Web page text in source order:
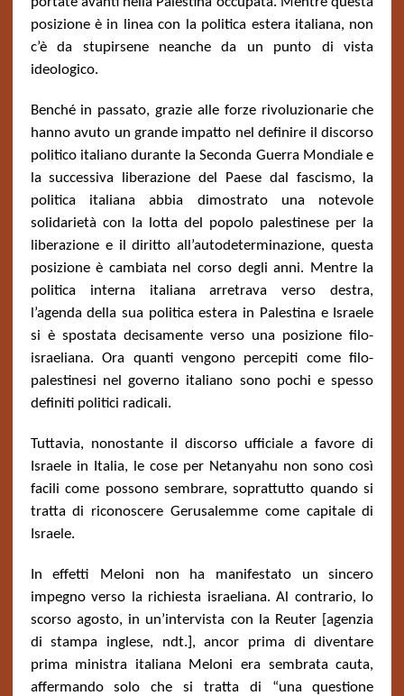
posizione è in linea con la politica estera italiana, non
c’è da stupirsene neanche da un punto di vista
ideologico.
Benché in passato, grazie alle forze rivoluzionarie che
hanno avuto un grande impatto nel definire il discorso
politico italiano durante la Seconda Guerra Mondiale e
la successiva liberazione del Paese dal fascismo, la
politica italiana abbia dimostrato una notevole
solidarietà con la lotta del popolo palestinese per la
liberazione e il diritto all’autodeterminazione, questa
posizione è cambiata nel corso degli anni. Mentre la
politica interna italiana arretrava verso destra,
l’agenda della sua politica estera in Palestina e Israele
si è spostata decisamente verso una posizione filo-
israeliana. Ora quanti vengono percepiti come filo-
palestinesi nel governo italiano sono pochi e spesso
definiti politici radicali.
Tuttavia, nonostante il discorso ufficiale a favore di
Israele in Italia, le cose per Netanyahu non sono così
facili come possono sembrare, soprattutto quando si
tratta di riconoscere Gerusalemme come capitale di
Israele.
In effetti Meloni non ha manifestato un sincero
impegno verso la richiesta israeliana. Al contrario, lo
scorso agosto, in un’intervista con la Reuter [agenzia
di stampa inglese, ndt.], ancor prima di diventare
prima ministra italiana Meloni era sembrata cauta,
affermando solo che si tratta di “una questione